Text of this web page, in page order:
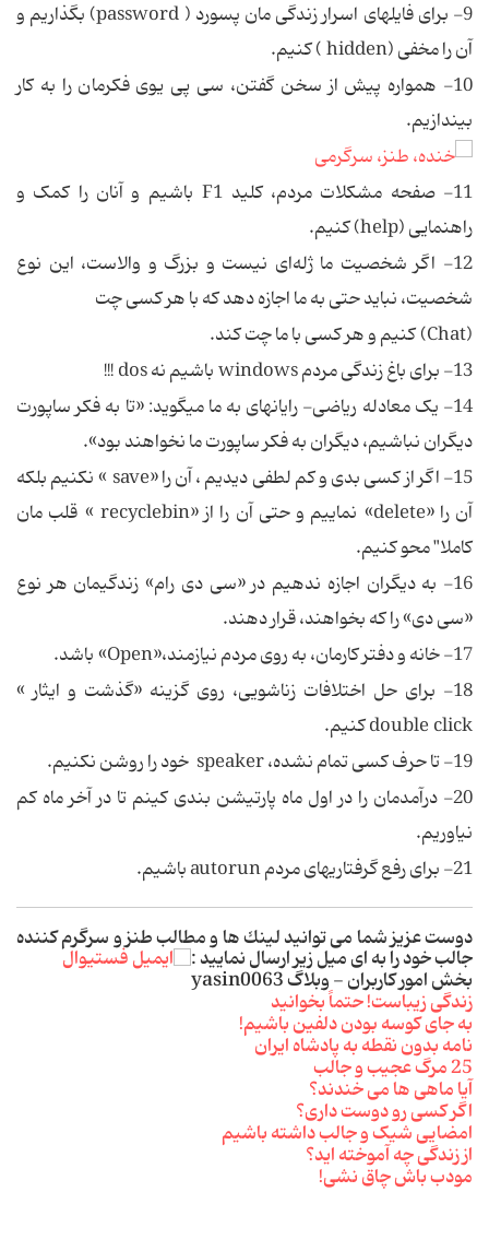
9- برای فایل‏های اسرار زندگی مان پسورد ( password) بگذاریم و
آن را مخفی (hidden ) کنیم.
10- همواره پیش از سخن گفتن، سی پی یوی فکرمان را به کار
بیندازیم.
11- صفحه مشکلات مردم، کلید F1 باشیم و آنان را کمک و
راهنمایی (help) کنیم.
12- اگر شخصیت ما ژله‌ای نیست و بزرگ و والاست، این نوع
شخصیت، نباید حتی به ما اجازه دهد که با هر کسی چت
(Chat) کنیم و هر کسی با ما چت کند.
13- برای باغ زندگی مردم windows باشیم نه dos !!!
14- یک معادله ریاضی- رایانه‏ای به ما می‏گوید: «تا به فکر ساپورت
دیگران نباشیم، دیگران به فکر ساپورت ما نخواهند بود».
15- اگر از کسی بدی و کم لطفی دیدیم ، آن را «save » نکنیم بلکه
آن را «delete» نماییم و حتی آن را از «recyclebin » قلب مان
کاملا" محو کنیم.
16- به دیگران اجازه ندهیم در «سی دی رام» زندگی‏مان هر نوع
«سی دی» را که بخواهند، قرار دهند.
17- خانه و دفتر کارمان، به روی مردم نیازمند،«Open» باشد.
18- برای حل اختلافات زناشویی، روی گزینه «گذشت و ایثار »
double click کنیم.
19- تا حرف کسی تمام نشده، speaker خود را روشن نکنیم.
20- درآمدمان را در اول ماه پارتیشن بندی کینم تا در آخر ماه کم
نیاوریم.
21- برای رفع گرفتاری‏های مردم autorun باشیم.
دوست عزیز شما می توانید لینك ها و مطالب طنز و سرگرم كننده
جالب خود را به ای میل زیر ارسال نمایید :
بخش امور کاربران - وبلاگ yasin0063
زندگی زیباست! حتماً بخوانید
به جای کوسه بودن دلفین باشیم!
نامه بدون نقطه به پادشاه ایران
25 مرگ عجیب و جالب
آیا ماهی ها می خندند؟
اگر کسی رو دوست داری؟
امضایی شیک و جالب داشته باشیم
از زندگی چه آموخته اید؟
مودب باش چاق نشی!